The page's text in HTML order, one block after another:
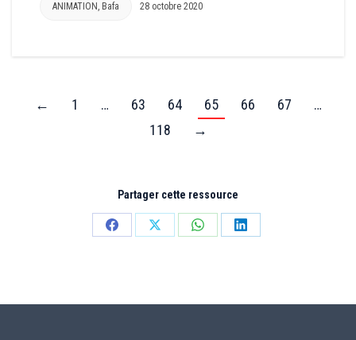
ANIMATION , Bafa 28 octobre 2020
← 1 … 63 64 65 66 67
…
118
→
Partager cette ressource
PartagerPartagerPartagerPartager